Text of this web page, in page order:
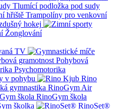
Tlumící podložka pod sudy
Trampolíny pro venkovní
hokej
Žonglování
TV
Pohybová
Psychomotorika
v pohybu
Rino
RinoGym Air
RinoGym škola
školka
RinoSet®